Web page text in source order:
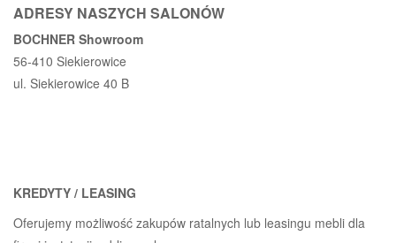
ADRESY NASZYCH SALONÓW
BOCHNER Showroom
56-410 Siekierowice
ul. Siekierowice 40 B
KREDYTY / LEASING
Oferujemy możliwość zakupów ratalnych lub leasingu mebli dla